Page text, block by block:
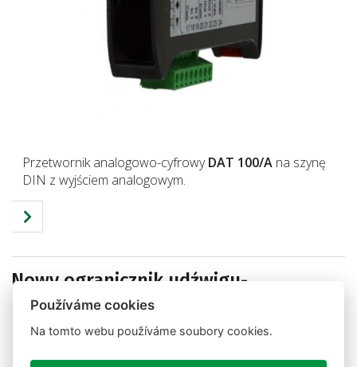
Przetwornik analogowo-cyfrowyDAT 100/A na szynę
DIN z wyjściem analogowym.
Nowy ogranicznik udźwigu-
przeciążenia LC-330
Používáme cookies
Na tomto webu používáme soubory cookies.